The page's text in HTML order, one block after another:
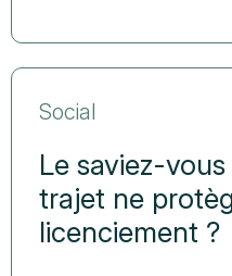
Social
Le saviez-
trajet ne
licenciement ?